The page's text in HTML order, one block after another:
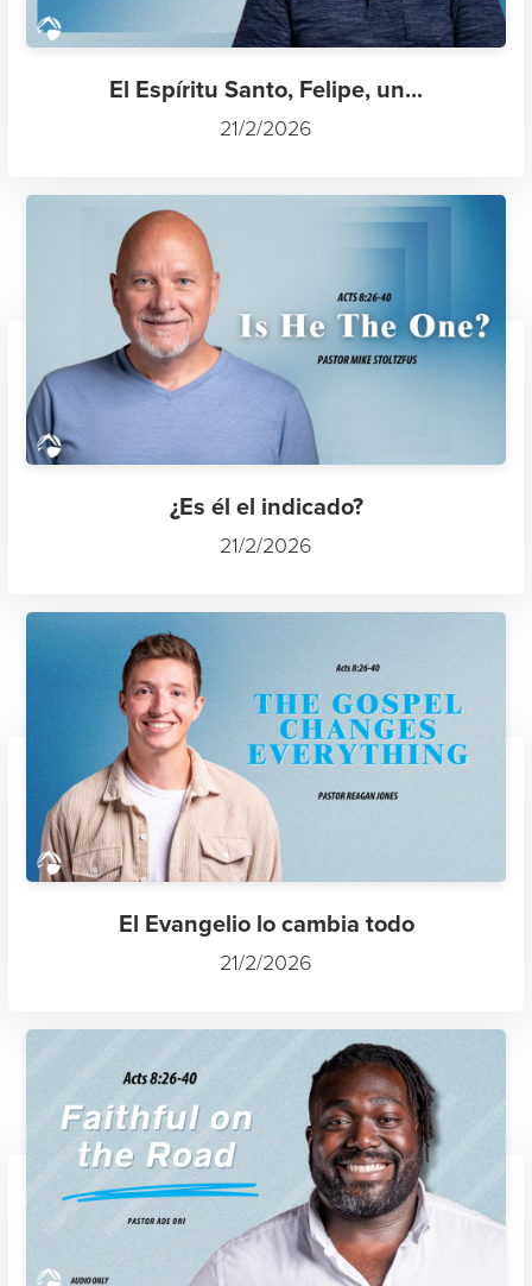
El Espíritu Santo, Felipe, un...
21/2/2026
¿Es él el indicado?
21/2/2026
El Evangelio lo cambia todo
21/2/2026